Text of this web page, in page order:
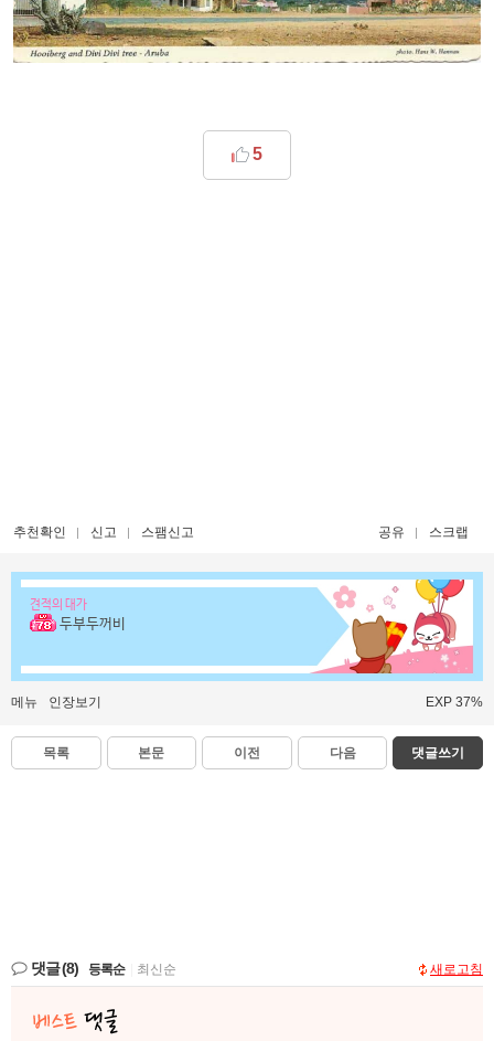
5
추천확인 신고 스팸신고 공유 스크랩
견적의 대가
두부두꺼비
메뉴 인장보기 EXP 37%
목록 본문 이전 다음 댓글쓰기
댓글(8) 등록순 최신순 새로고침